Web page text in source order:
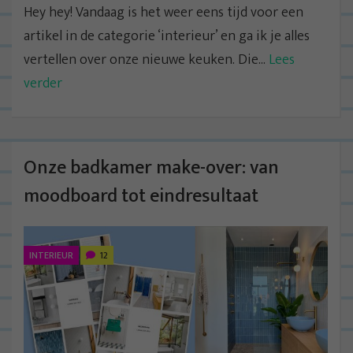
Hey hey! Vandaag is het weer eens tijd voor een
artikel in de categorie ‘interieur’ en ga ik je alles
vertellen over onze nieuwe keuken. Die... Lees
verder
Onze badkamer make-over: van
moodboard tot eindresultaat
INTERIEUR 12